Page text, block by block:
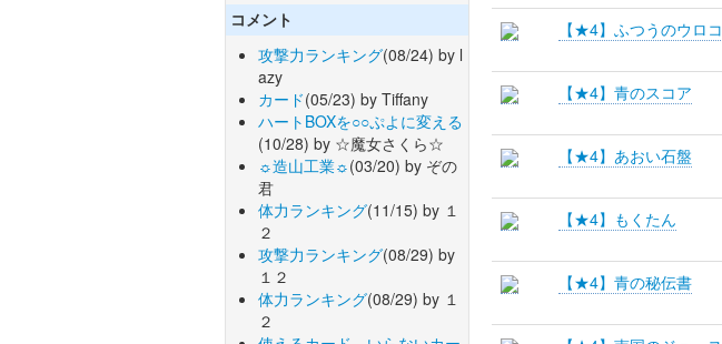
コメント
攻撃力ランキング(08/24) by l
azy
カード(05/23) by Tiffany
ハートBOXを○○ぷよに変える
(10/28) by ☆魔女さくら☆
☼造山工業☼(03/20) by ぞの
君
体力ランキング(11/15) by １
２
攻撃力ランキング(08/29) by
１２
体力ランキング(08/29) by １
２
【★4】ふつうのウロコ
【★4】青のスコア
【★4】あおい石盤
【★4】もくたん
【★4】青の秘伝書